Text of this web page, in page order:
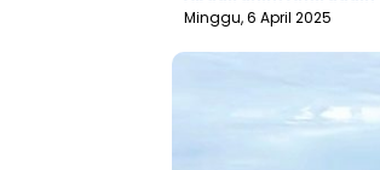
Minggu, 6 April 2025